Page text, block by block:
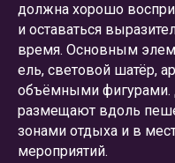
должна хорошо
и оставаться
время. Основным
ель, световой шатёр,
объёмными фигурами.
размещают вдоль
зонами отдыха и в
мероприятий.